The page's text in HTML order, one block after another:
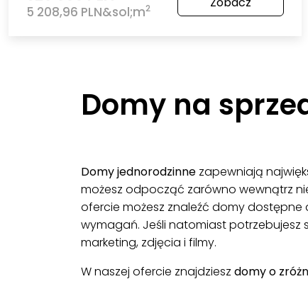
5 208,96 PLN&sol;m2
Domy na
Domy jednorodzinne zapewniają
możesz odpocząć zarówno wewnątrz
ofercie możesz znaleźć domy dostępne
wymagań. Jeśli natomiast
marketing, zdjęcia i filmy.
W naszej ofercie znajdziesz domy o